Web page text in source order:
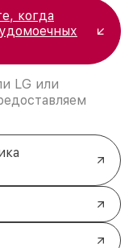
когда
LG или